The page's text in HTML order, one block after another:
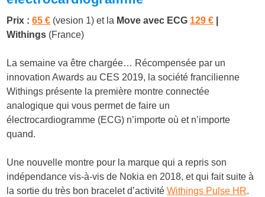
Prix :65 € (vesion 1) et la Move avec ECG 129 €
Withings (France)
La semaine va être chargée… Récompensée par un
innovation Awards au CES 2019, la société francilienne
Withings présente la première montre connectée
analogique qui vous permet de faire un
électrocardiogramme (ECG) n’importe où et n’importe
quand.
Une nouvelle montre pour la marque qui a repris son
indépendance vis-à-vis de Nokia en 2018, et qui fait suite à
la sortie du très bon bracelet d’activitéWithings Pulse HR.